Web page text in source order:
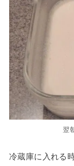
翌
冷蔵庫に入れる